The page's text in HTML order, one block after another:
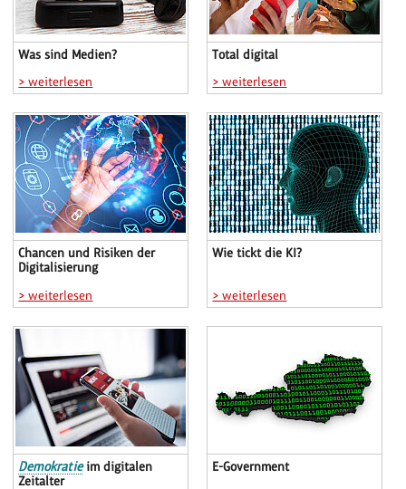
Was sind Medien?
> weiterlesen
Total digital
> weiterlesen
Chancen und Risiken der
Digitalisierung
> weiterlesen
Wie tickt die KI?
> weiterlesen
Demokratieim digitalen
Zeitalter
E-Government